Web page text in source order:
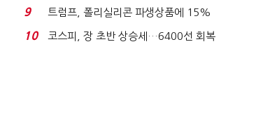
격…추미애, 20년...
9
트럼프, 폴리실리콘 파생상품에 15%
관세…"미 산업 재건"...
10
코스피, 장 초반 상승세…6400선 회복